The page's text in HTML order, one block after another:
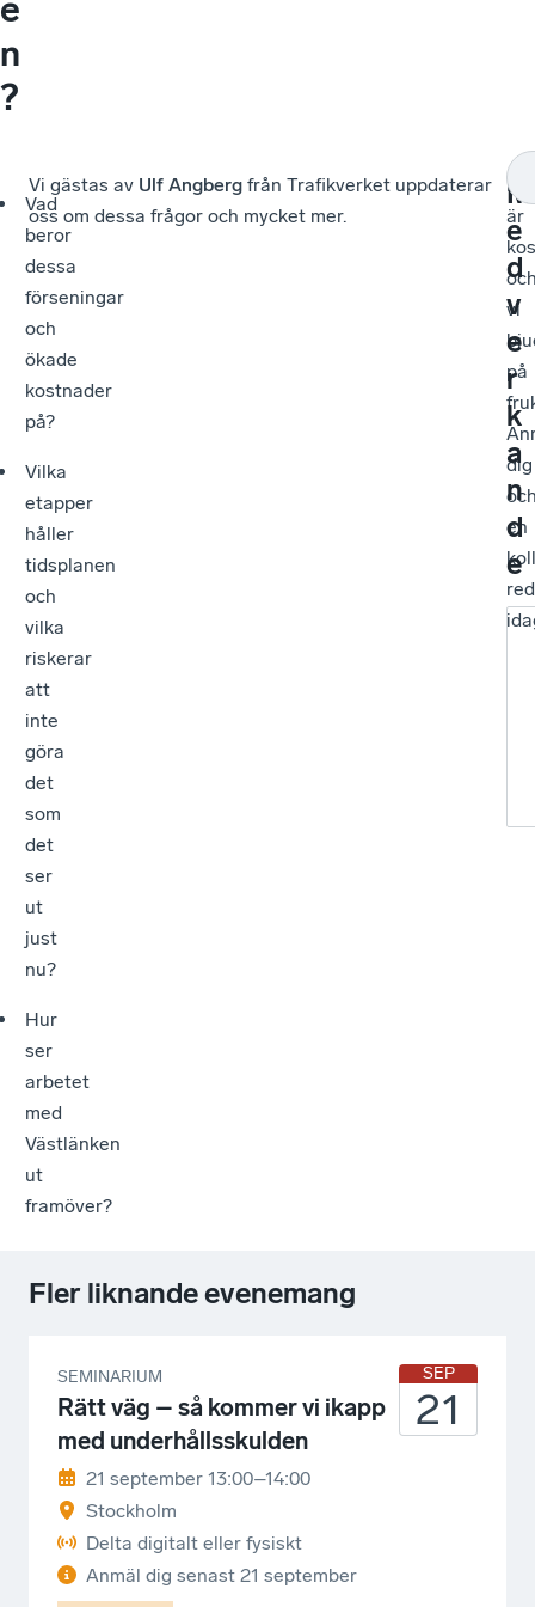
e
n
?
Vad
beror
dessa
förseningar
och
ökade
kostnader
på?
Vilka
etapper
håller
tidsplanen
och
vilka
riskerar
att
inte
göra
det
som
det
ser
ut
just
nu?
Hur
ser
arbetet
med
Västlänken
ut
framöver?
Vi gästas av Ulf Angberg från Trafikverket uppdaterar
oss om dessa frågor och mycket mer.
är
vi
på
dig
en
M
e
d
v
e
r
k
a
n
d
e
Fler liknande evenemang
SEMINARIUM
Rätt väg – så kommer vi ikapp
med underhållsskulden
21 september 13:00–14:00
Stockholm
Delta digitalt eller fysiskt
Anmäl dig senast 21 september
SEP
21